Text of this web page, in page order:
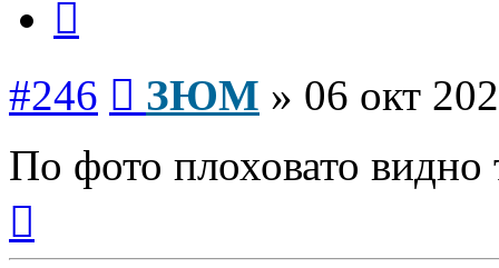
#246 ЗЮМ » 06 окт
По фото плоховато видно
началу